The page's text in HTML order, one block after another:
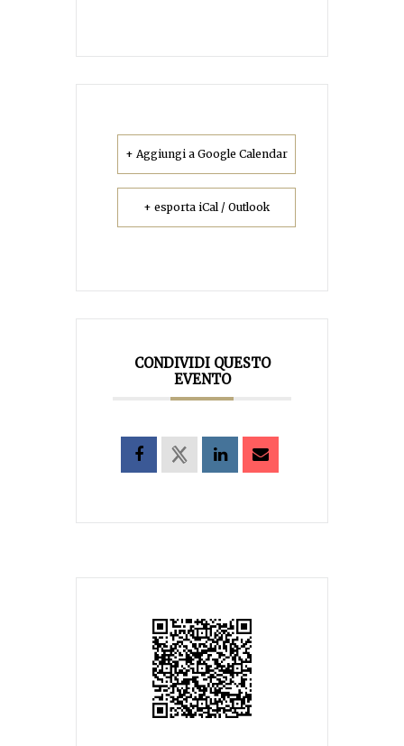
+ Aggiungi a Google Calendar
+ esporta iCal / Outlook
CONDIVIDI QUESTO
EVENTO